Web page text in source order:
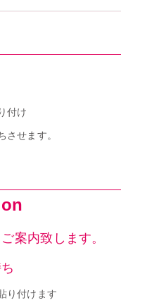
付け
せます。
案内致します。
り付けます